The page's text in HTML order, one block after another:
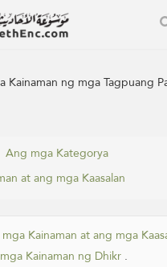
Kainaman ng mga Tagpuang
Ang mga Kategorya
at ang mga Kaasalan
Kainaman at ang mga
Kainaman ng Dhikr .